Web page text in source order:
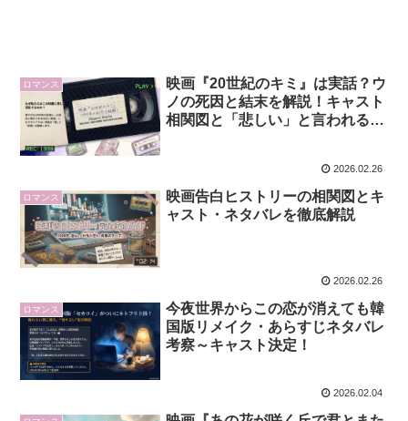
ロマンス
映画『20世紀のキミ』は実話？ウ
ノの死因と結末を解説！キャスト
相関図と「悲しい」と言われる理
2026.02.26
ロマンス
映画告白ヒストリーの相関図とキ
ャスト・ネタバレを徹底解説
2026.02.26
ロマンス
今夜世界からこの恋が消えても韓
国版リメイク・あらすじネタバレ
考察～キャスト決定！
2026.02.04